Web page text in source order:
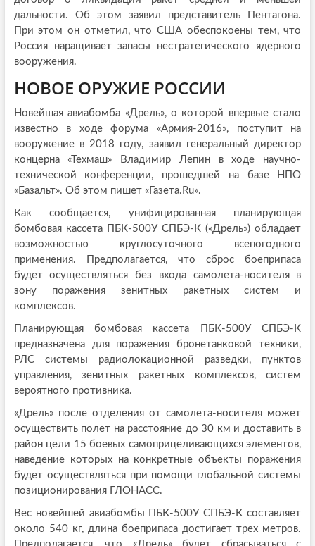
дальности. Об этом заявил представитель Пентагона.
При этом он отметил, что США обеспокоены тем, что
Россия наращивает запасы нестратегического ядерного
вооружения.
НОВОЕ ОРУЖИЕ РОССИИ
Новейшая авиабомба «Дрель», о которой впервые стало
известно в ходе форума «Армия-2016», поступит на
вооружение в 2018 году, заявил генеральный директор
концерна «Техмаш» Владимир Лепин в ходе научно-
технической конференции, прошедшей на базе НПО
«Базальт». Об этом пишет «Газета.Ru».
Как сообщается, унифицированная планирующая
бомбовая кассета ПБК-500У СПБЭ-К («Дрель») обладает
возможностью круглосуточного всепогодного
применения. Предполагается, что сброс боеприпаса
будет осуществляться без входа самолета-носителя в
зону поражения зенитных ракетных систем и
комплексов.
Планирующая бомбовая кассета ПБК-500У СПБЭ-К
предназначена для поражения бронетанковой техники,
РЛС системы радиолокационной разведки, пунктов
управления, зенитных ракетных комплексов, систем
вероятного противника.
«Дрель» после отделения от самолета-носителя может
осуществить полет на расстояние до 30 км и доставить в
район цели 15 боевых самоприцеливающихся элементов,
наведение которых на конкретные объекты поражения
будет осуществляться при помощи глобальной системы
позиционирования ГЛОНАСС.
Вес новейшей авиабомбы ПБК-500У СПБЭ-К составляет
около 540 кг, длина боеприпаса достигает трех метров.